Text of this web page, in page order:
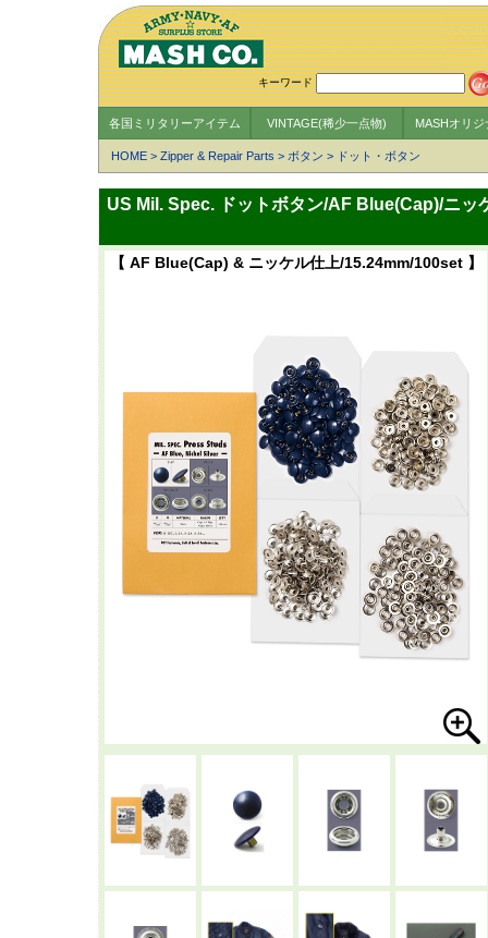
キーワード
各国ミリタリーアイテム VINTAGE(稀少一点物) MASHオリ
HOME > Zipper & Repair Parts > ボタン > ドット・ボタン
US Mil. Spec. ドットボタン/AF Blue(Cap)/ニ
【 AF Blue(Cap) & ニッケル仕上/15.24mm/100set 】